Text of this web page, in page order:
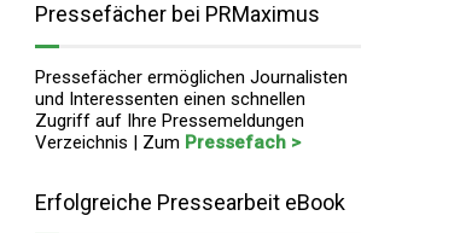
Pressefächer bei PRMaximus
Pressefächer ermöglichen Journalisten
und Interessenten einen schnellen
Zugriff auf Ihre Pressemeldungen
Verzeichnis | Zum Pressefach >
Erfolgreiche Pressearbeit eBook